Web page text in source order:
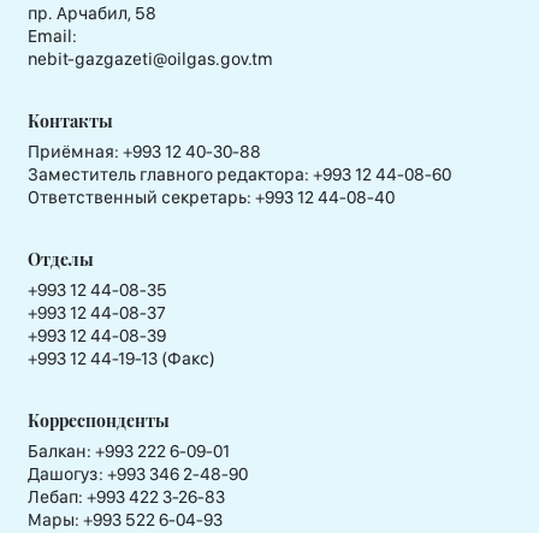
пр. Арчабил, 58
Email:
nebit-gazgazeti@oilgas.gov.tm
Контакты
Приёмная: +993 12 40-30-88
Заместитель главного редактора: +993 12 44-08-60
Ответственный секретарь: +993 12 44-08-40
Отделы
+993 12 44-08-35
+993 12 44-08-37
+993 12 44-08-39
+993 12 44-19-13 (Факс)
Корреспонденты
Балкан: +993 222 6-09-01
Дашогуз: +993 346 2-48-90
Лебап: +993 422 3-26-83
Мары: +993 522 6-04-93